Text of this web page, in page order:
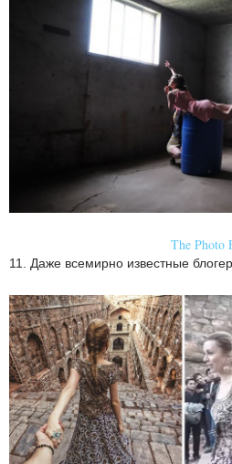
The Photo
11. Даже всемирно известные